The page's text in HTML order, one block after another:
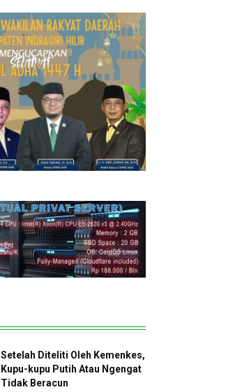
Setelah Diteliti Oleh Kemenkes,
Kupu-kupu Putih Atau Ngengat
Tidak Beracun